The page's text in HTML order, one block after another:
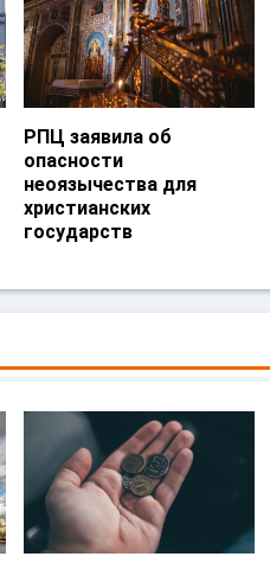
РПЦ заявила об
опасности
неоязычества для
христианских
государств